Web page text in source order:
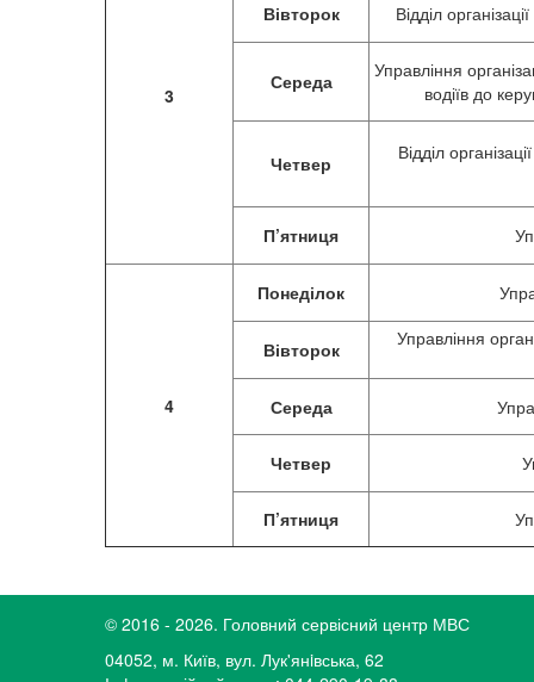
3
Вівторок Відділ
Середа
Управління
водіїв до
Четвер Відділ
П’ятниця
4
Понеділок
Вівторок Управління
Середа
Четвер
П’ятниця
© 2016 - 2026. Головний сервісний центр МВС
04052, м. Київ, вул. Лук'янiвська, 62